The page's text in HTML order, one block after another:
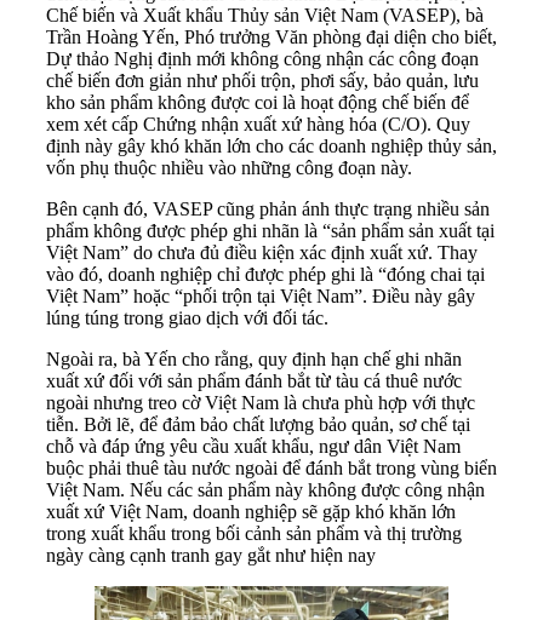
Chế biến và Xuất khẩu Thủy sản Việt Nam (VASEP), bà
Trần Hoàng Yến, Phó trưởng Văn phòng đại diện cho biết,
Dự thảo Nghị định mới không công nhận các công đoạn
chế biến đơn giản như phối trộn, phơi sấy, bảo quản, lưu
kho sản phẩm không được coi là hoạt động chế biến để
xem xét cấp Chứng nhận xuất xứ hàng hóa (C/O). Quy
định này gây khó khăn lớn cho các doanh nghiệp thủy sản,
vốn phụ thuộc nhiều vào những công đoạn này.
Bên cạnh đó, VASEP cũng phản ánh thực trạng nhiều sản
phẩm không được phép ghi nhãn là “sản phẩm sản xuất tại
Việt Nam” do chưa đủ điều kiện xác định xuất xứ. Thay
vào đó, doanh nghiệp chỉ được phép ghi là “đóng chai tại
Việt Nam” hoặc “phối trộn tại Việt Nam”. Điều này gây
lúng túng trong giao dịch với đối tác.
Ngoài ra, bà Yến cho rằng, quy định hạn chế ghi nhãn
xuất xứ đối với sản phẩm đánh bắt từ tàu cá thuê nước
ngoài nhưng treo cờ Việt Nam là chưa phù hợp với thực
tiễn. Bởi lẽ, để đảm bảo chất lượng bảo quản, sơ chế tại
chỗ và đáp ứng yêu cầu xuất khẩu, ngư dân Việt Nam
buộc phải thuê tàu nước ngoài để đánh bắt trong vùng biển
Việt Nam. Nếu các sản phẩm này không được công nhận
xuất xứ Việt Nam, doanh nghiệp sẽ gặp khó khăn lớn
trong xuất khẩu trong bối cảnh sản phẩm và thị trường
ngày càng cạnh tranh gay gắt như hiện nay